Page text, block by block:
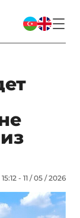
15:12 - 11 / 05 / 2026